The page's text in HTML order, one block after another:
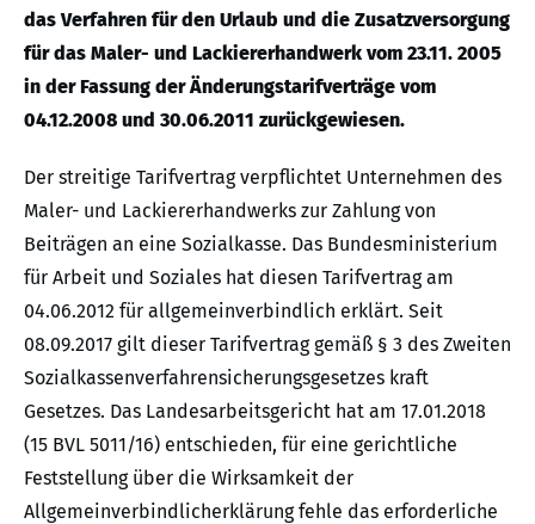
das Verfahren für den Urlaub und die Zusatzversorgung
für das Maler- und Lackiererhandwerk vom 23.11. 2005
in der Fassung der Änderungstarifverträge vom
04.12.2008 und 30.06.2011 zurückgewiesen.
Der streitige Tarifvertrag verpflichtet Unternehmen des
Maler- und Lackiererhandwerks zur Zahlung von
Beiträgen an eine Sozialkasse. Das Bundesministerium
für Arbeit und Soziales hat diesen Tarifvertrag am
04.06.2012 für allgemeinverbindlich erklärt. Seit
08.09.2017 gilt dieser Tarifvertrag gemäß § 3 des Zweiten
Sozialkassenverfahrensicherungsgesetzes kraft
Gesetzes. Das Landesarbeitsgericht hat am 17.01.2018
(15 BVL 5011/16) entschieden, für eine gerichtliche
Feststellung über die Wirksamkeit der
Allgemeinverbindlicherklärung fehle das erforderliche